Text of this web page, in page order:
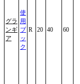
グラ
ンギ
ア
使
用
ブ
ッ
ク
R 20 40 60